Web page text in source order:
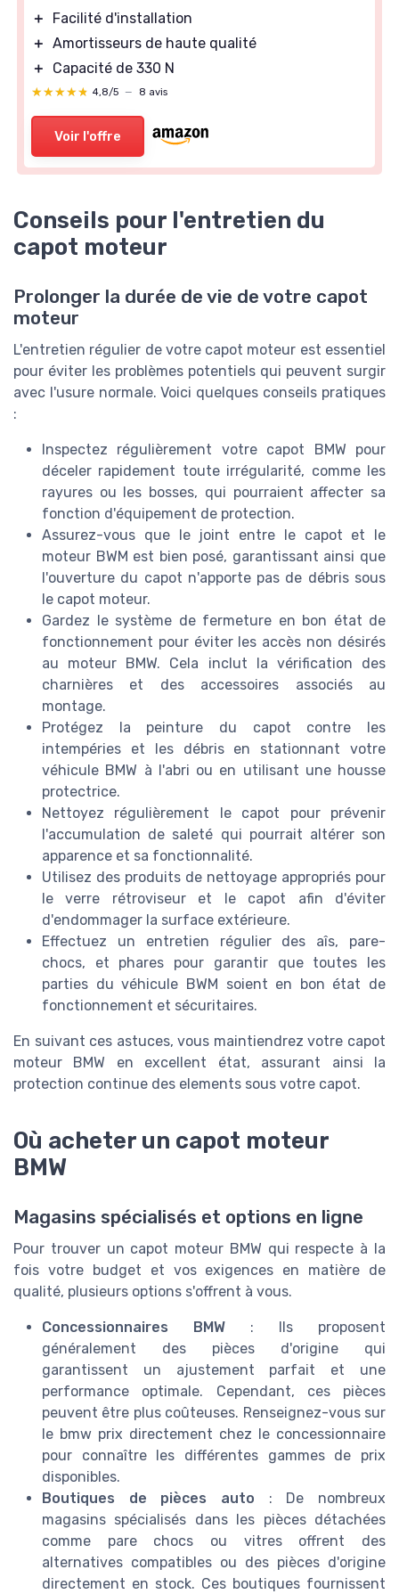
＋
Facilité d'installation
＋ Amortisseurs de haute qualité
＋
Capacité de 330 N
★★★★★
★★★★★ 4,8/5 — 8 avis
Voir l'offre
Conseils pour l'entretien du
capot moteur
Prolonger la durée de vie de votre capot
moteur
L'entretien régulier de votre capot moteur est essentiel
pour éviter les problèmes potentiels qui peuvent surgir
avec l'usure normale. Voici quelques conseils pratiques
:
Inspectez régulièrement votre capot BMW pour
déceler rapidement toute irrégularité, comme les
rayures ou les bosses, qui pourraient affecter sa
fonction d'équipement de protection.
Assurez-vous que le joint entre le capot et le
moteur BWM est bien posé, garantissant ainsi que
l'ouverture du capot n'apporte pas de débris sous
le capot moteur.
Gardez le système de fermeture en bon état de
fonctionnement pour éviter les accès non désirés
au moteur BMW. Cela inclut la vérification des
charnières et des accessoires associés au
montage.
Protégez la peinture du capot contre les
intempéries et les débris en stationnant votre
véhicule BMW à l'abri ou en utilisant une housse
protectrice.
Nettoyez régulièrement le capot pour prévenir
l'accumulation de saleté qui pourrait altérer son
apparence et sa fonctionnalité.
Utilisez des produits de nettoyage appropriés pour
le verre rétroviseur et le capot afin d'éviter
d'endommager la surface extérieure.
Effectuez un entretien régulier des aîs, pare-
chocs, et phares pour garantir que toutes les
parties du véhicule BWM soient en bon état de
fonctionnement et sécuritaires.
En suivant ces astuces, vous maintiendrez votre capot
moteur BMW en excellent état, assurant ainsi la
protection continue des elements sous votre capot.
Où acheter un capot moteur
BMW
Magasins spécialisés et options en ligne
Pour trouver un capot moteur BMW qui respecte à la
fois votre budget et vos exigences en matière de
qualité, plusieurs options s'offrent à vous.
Concessionnaires BMW : Ils proposent
généralement des pièces d'origine qui
garantissent un ajustement parfait et une
performance optimale. Cependant, ces pièces
peuvent être plus coûteuses. Renseignez-vous sur
le bmw prix directement chez le concessionnaire
pour connaître les différentes gammes de prix
disponibles.
Boutiques de pièces auto : De nombreux
magasins spécialisés dans les pièces détachées
comme pare chocs ou vitres offrent des
alternatives compatibles ou des pièces d'origine
directement en stock. Ces boutiques fournissent